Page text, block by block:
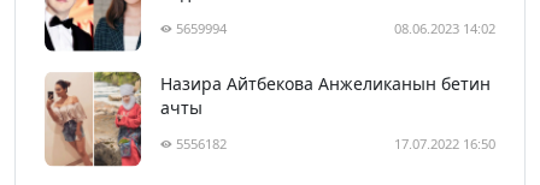
5659994 08.06.2023 14:02
Назира Айтбекова Анжеликанын бетин
ачты
5556182 17.07.2022 16:50